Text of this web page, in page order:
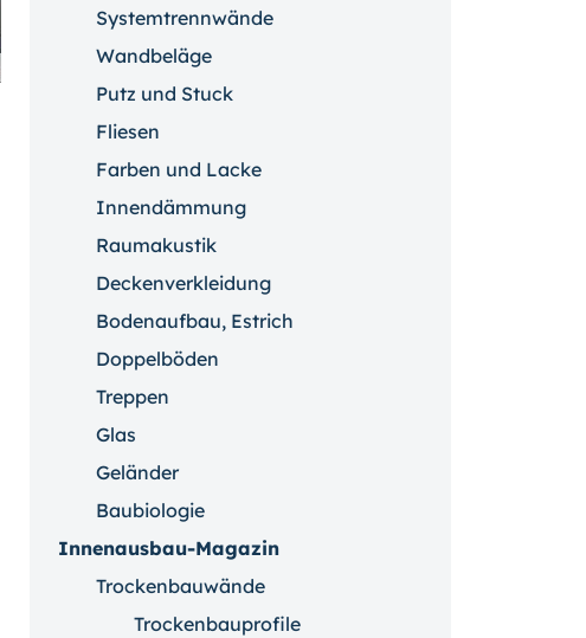
Systemtrennwände
Wandbeläge
Putz und Stuck
Fliesen
Farben und Lacke
Innendämmung
Raumakustik
Deckenverkleidung
Bodenaufbau, Estrich
Doppelböden
Treppen
Glas
Geländer
Baubiologie
Innenausbau-Magazin
Trockenbauwände
Trockenbauprofile